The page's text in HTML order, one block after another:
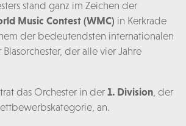
stand ganz im Zeichen der
Music Contest (WMC) in Kerkrade
der bedeutendsten internationalen
der alle vier Jahre
trat das Orchester in der 1. Division, der
an.